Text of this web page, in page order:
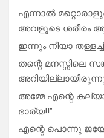
എന്നാൽ
അവളുടെ ശരീരം
ഇന്നും നീയാ
തന്റെ മനസ്സിലെ
അറിയില്ലായിരുന്നു
അമ്മേ എന്റെ
ഭാര്യ!!”
എന്റെ പൊന്നു